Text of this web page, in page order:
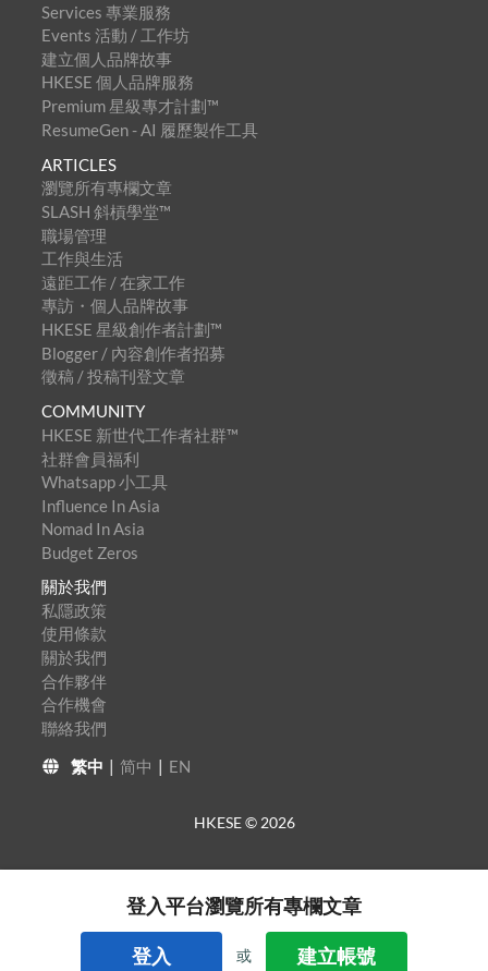
Services 專業服務
Events 活動 / 工作坊
建立個人品牌故事
HKESE 個人品牌服務
Premium 星級專才計劃™
ResumeGen - AI 履歷製作工具
ARTICLES
瀏覽所有專欄文章
SLASH 斜槓學堂™
職場管理
工作與生活
遠距工作 / 在家工作
專訪・個人品牌故事
HKESE 星級創作者計劃™
Blogger / 內容創作者招募
徵稿 / 投稿刊登文章
COMMUNITY
HKESE 新世代工作者社群™
社群會員福利
Whatsapp 小工具
Influence In Asia
Nomad In Asia
Budget Zeros
關於我們
私隱政策
使用條款
關於我們
合作夥伴
合作機會
聯絡我們
繁中 | 简中 | EN
HKESE © 2026
登入平台瀏覽所有專欄文章
登入 或 建立帳號